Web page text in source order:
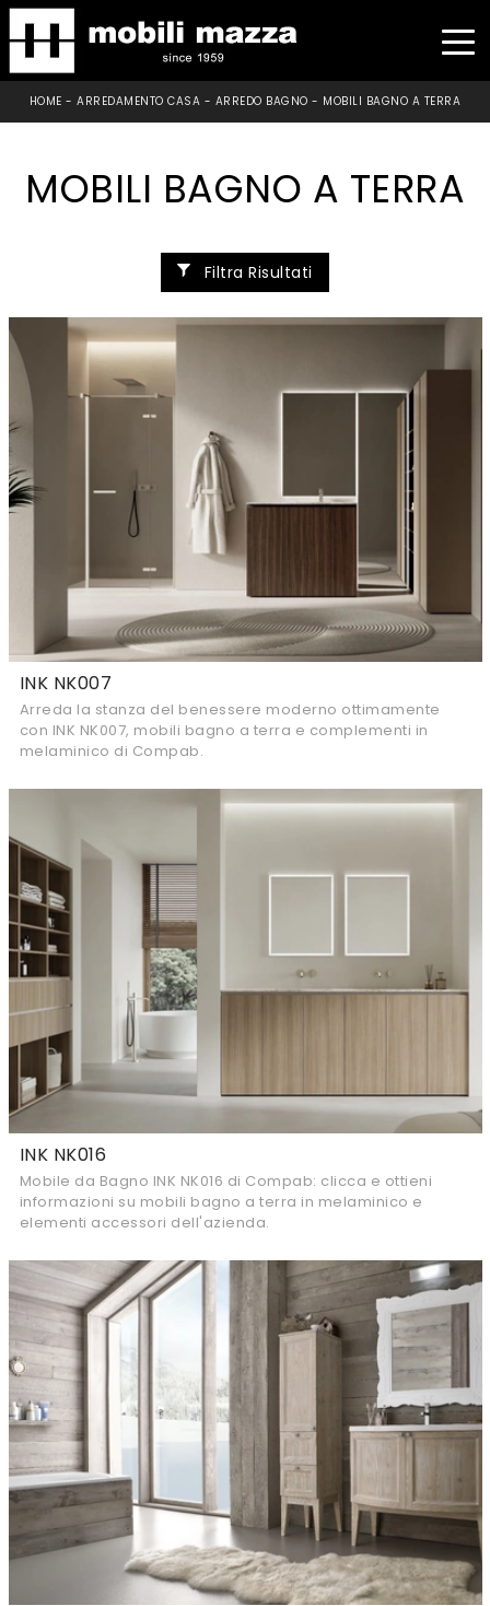
HOME -ARREDAMENTO CASA - ARREDO BAGNO - MOBILI BAGNO A TERRA
MOBILI BAGNO A TERRA
Filtra Risultati
INK NK007
Arreda la stanza del benessere moderno ottimamente
con INK NK007, mobili bagno a terra e complementi in
melaminico di Compab.
INK NK016
Mobile da Bagno INK NK016 di Compab: clicca e ottieni
informazioni su mobili bagno a terra in melaminico e
elementi accessori dell'azienda.